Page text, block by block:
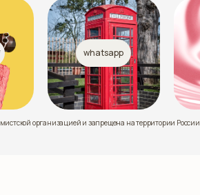
организацией и запрещена на территории России
whatsapp